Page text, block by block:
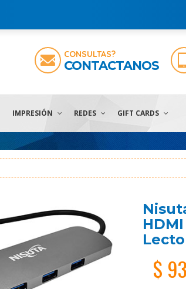
CONSULTAS?
CONTACTANOS
IMPRESIÓN REDES GIFT CARDS
$